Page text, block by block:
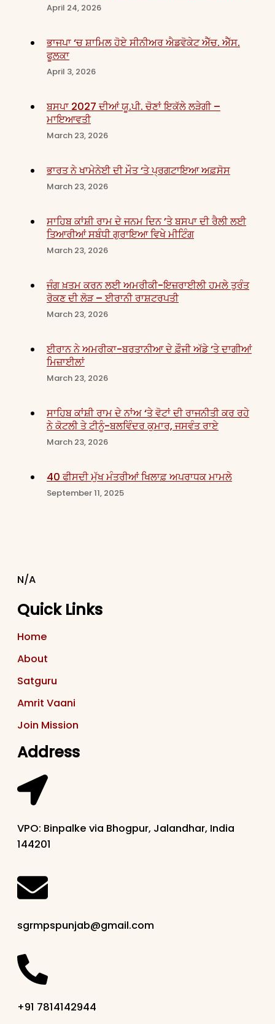
April 24, 2026
ਭਾਜਪਾ ‘ਚ ਸ਼ਾਮਿਲ ਹੋਏ ਸੀਨੀਅਰ ਐਡਵੋਕੇਟ ਐੱਚ. ਐੱਸ.
ਫੂਲਕਾ
April 3, 2026
ਬਸਪਾ 2027 ਦੀਆਂ ਯੂ.ਪੀ. ਚੋਣਾਂ ਇਕੱਲੇ ਲੜੇਗੀ –
ਮਾਇਆਵਤੀ
March 23, 2026
ਭਾਰਤ ਨੇ ਖਾਮੇਨੇਈ ਦੀ ਮੌਤ ‘ਤੇ ਪ੍ਰਗਟਾਇਆ ਅਫ਼ਸੋਸ
March 23, 2026
ਸਾਹਿਬ ਕਾਂਸ਼ੀ ਰਾਮ ਦੇ ਜਨਮ ਦਿਨ ’ਤੇ ਬਸਪਾ ਦੀ ਰੈਲੀ ਲਈ
ਤਿਆਰੀਆਂ ਸਬੰਧੀ ਗੁਰਾਇਆ ਵਿਖੇ ਮੀਟਿੰਗ
March 23, 2026
ਜੰਗ ਖ਼ਤਮ ਕਰਨ ਲਈ ਅਮਰੀਕੀ-ਇਜ਼ਰਾਈਲੀ ਹਮਲੇ ਤੁਰੰਤ
ਰੋਕਣ ਦੀ ਲੋੜ – ਈਰਾਨੀ ਰਾਸ਼ਟਰਪਤੀ
March 23, 2026
ਈਰਾਨ ਨੇ ਅਮਰੀਕਾ-ਬਰਤਾਨੀਆ ਦੇ ਫ਼ੌਜੀ ਅੱਡੇ ‘ਤੇ ਦਾਗੀਆਂ
ਮਿਜ਼ਾਈਲਾਂ
March 23, 2026
ਸਾਹਿਬ ਕਾਂਸ਼ੀ ਰਾਮ ਦੇ ਨਾਂਅ ‘ਤੇ ਵੋਟਾਂ ਦੀ ਰਾਜਨੀਤੀ ਕਰ ਰਹੇ
ਨੇ ਕੋਟਲੀ ਤੇ ਟੀਨੂੰ-ਬਲਵਿੰਦਰ ਕੁਮਾਰ, ਜਸਵੰਤ ਰਾਏ
March 23, 2026
40 ਫੀਸਦੀ ਮੁੱਖ ਮੰਤਰੀਆਂ ਖਿਲਾਫ਼ ਅਪਰਾਧਕ ਮਾਮਲੇ
September 11, 2025
N/A
Quick Links
Home
About
Satguru
Amrit Vaani
Join Mission
Address
VPO: Binpalke via Bhogpur, Jalandhar, India
144201
sgrmpspunjab@gmail.com
+91 7814142944‬